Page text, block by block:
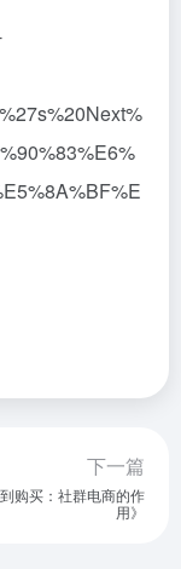
下一篇
到购买：社群电商的作
用》